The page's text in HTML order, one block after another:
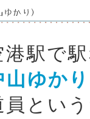
駅で
山ゆか
員とい